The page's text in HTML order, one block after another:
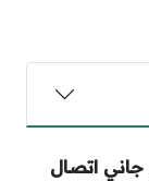
جاني اتصال